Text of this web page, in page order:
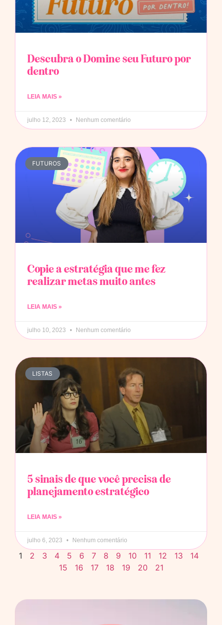
Descubra o Domine seu Futuro por
dentro
LEIA MAIS »
julho 12, 2023 Nenhum comentário
FUTUROS
Copie a estratégia que me fez
realizar metas muito antes
LEIA MAIS »
julho 10, 2023 Nenhum comentário
LISTAS
5 sinais de que você precisa de
planejamento estratégico
LEIA MAIS »
julho 6, 2023 Nenhum comentário
1 2 3 4 5 6 7 8 9 10 11 12 13
14
15
16 17 18 19 20 21